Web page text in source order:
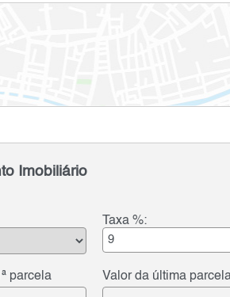
Imobiliário
Taxa %:
parcela Valor da última